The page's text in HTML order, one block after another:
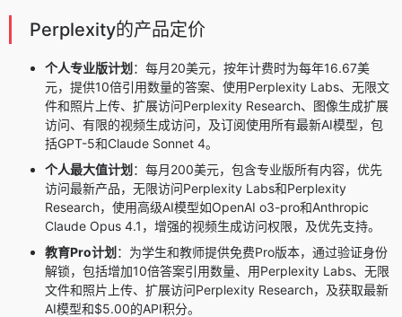
Perplexity的产品定价
个人专业版计划 ：每月20美元，按年计费时为每年16.67美
元，提供10倍引用数量的答案、使用Perplexity Labs、无限文
件和照片上传、扩展访问Perplexity Research、图像生成扩展
访问、有限的视频生成访问，及订阅使用所有最新AI模型，包
括GPT-5和Claude Sonnet 4。
个人最大值计划 ：每月200美元，包含专业版所有内容，优先
访问最新产品，无限访问Perplexity Labs和Perplexity
Research，使用高级AI模型如OpenAI o3-pro和Anthropic
Claude Opus 4.1 ，增强的视频生成访问权限，及优先支持。
教育Pro计划 ：为学生和教师提供免费Pro版本，通过验证身份
解锁，包括增加10倍答案引用数量、用Perplexity Labs、无限
文件和照片上传、扩展访问Perplexity Research，及获取最新
AI模型和$5.00的API积分。